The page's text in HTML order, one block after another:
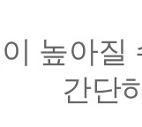
높아
간단